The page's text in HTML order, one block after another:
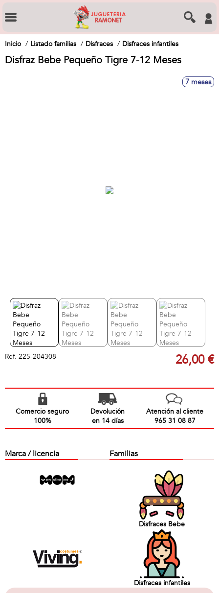
Inicio Listado familias Disfraces Disfraces infantiles
Disfraz Bebe Pequeño Tigre 7-12 Meses
7 meses
Ref. 225-204308 26,00 €
Comercio seguro
100%
Devolución
en 14 días
Atención al cliente
965 31 08 87
Marca / licencia Familias
Disfraces Bebe
Disfraces infantiles